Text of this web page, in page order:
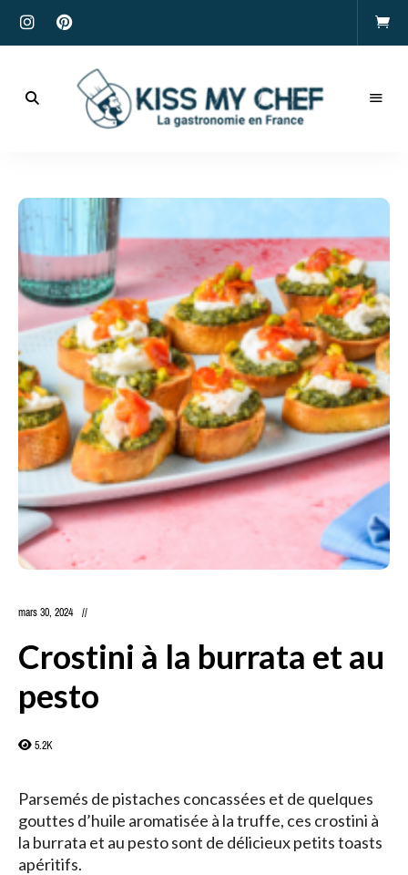
My
Chef
mars 30, 2024
Crostini à la burrata et au
pesto
5.2K
Parsemés de pistaches concassées et de quelques
gouttes d’huile aromatisée à la truffe, ces crostini à
la burrata et au pesto sont de délicieux petits toasts
apéritifs.